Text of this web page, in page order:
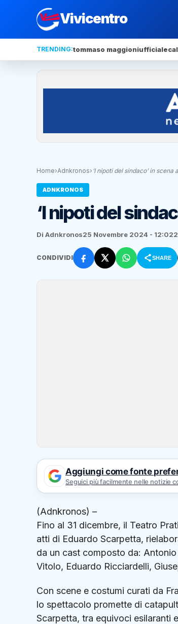
Vivicentro
TRENDING:tommaso maggioniufficiale
Home›Adnkronos› ‘I nipoti del sindaco’ in scena
ADNKRONOS
‘I nipoti del
Di Adnkronos25 Novembre 2024 - 12:02
CONDIVIDI SHARE
Aggiungi come fonte
Seguici più facilmente nelle notizie
(Adnkronos) –
Fino al 31 dicembre, il Teatro
atti di Eduardo Scarpetta,
da un cast composto da:
Vitolo, Eduardo Ricciardelli,
Con scene e costumi curati da
lo spettacolo promette di
Scarpetta, tra equivoci esilaranti